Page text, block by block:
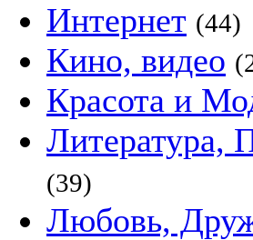
Интернет (44)
Кино, видео
Красота и
Литература,
(39)
Любовь,